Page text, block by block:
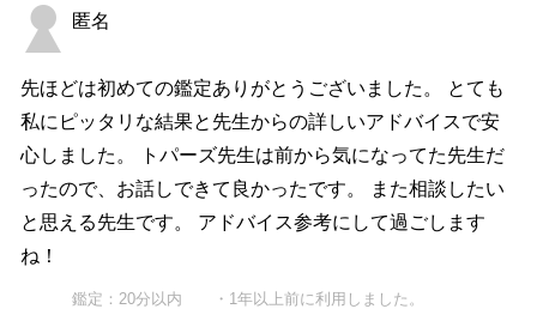
匿名
先ほどは初めての鑑定ありがとうございました。 とても
私にピッタリな結果と先生からの詳しいアドバイスで安
心しました。 トパーズ先生は前から気になってた先生だ
ったので、お話しできて良かったです。 また相談したい
と思える先生です。 アドバイス参考にして過ごします
ね！
鑑定：20分以内 ・1年以上前に利用しました。